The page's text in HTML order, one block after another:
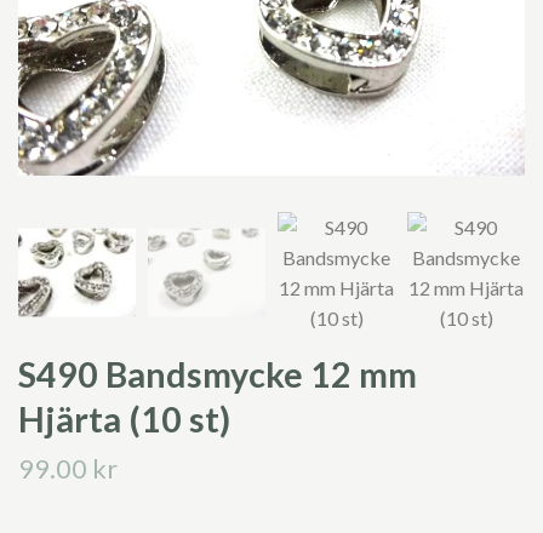
S490 Bandsmycke 12 mm
Hjärta (10 st)
99.00 kr